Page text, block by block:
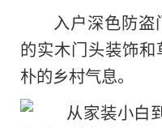
入户深色防
的实木门头装饰
朴的乡村气息。